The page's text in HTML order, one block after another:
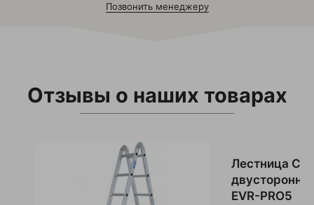
Позвонить менеджеру
Отзывы о наших товарах
Лестница
EVR-PRO5